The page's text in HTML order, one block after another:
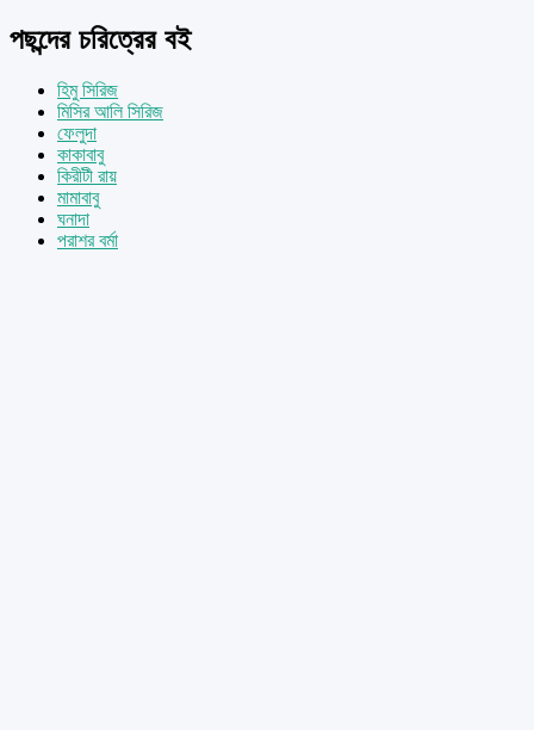
পছন্দের চরিত্রের বই
হিমু সিরিজ
মিসির আলি সিরিজ
ফেলুদা
কাকাবাবু
কিরীটী রায়
মামাবাবু
ঘনাদা
পরাশর বর্মা